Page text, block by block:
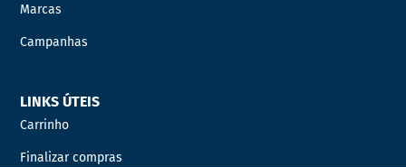
Marcas
Campanhas
LINKS ÚTEIS
Carrinho
Finalizar compras